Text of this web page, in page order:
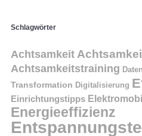
Schlagwörter
Achtsamkeit
Achtsamkeitstraining
Transformation Digitalisierung
Einrichtungstipps
Energieeffizienz